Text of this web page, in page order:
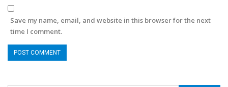
Save my name, email, and website in this browser for the next
time I comment.